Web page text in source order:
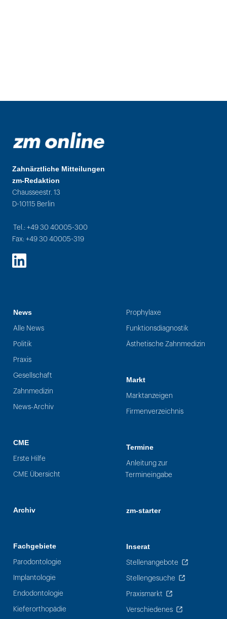
Zahnärztliche Mitteilungen
zm-Redaktion
Chausseestr. 13
D-10115 Berlin
Tel.: +49 30 40005-300
Fax: +49 30 40005-319
LinkedIn
News
Alle News
Politik
Praxis
Gesellschaft
Zahnmedizin
News-Archiv
CME
Erste Hilfe
CME Übersicht
Archiv
Fachgebiete
Parodontologie
Implantologie
Endodontologie
Kieferorthopädie
Prophylaxe
Funktionsdiagnostik
Ästhetische Zahnmedizin
Markt
Marktanzeigen
Firmenverzeichnis
Termine
Anleitung zur
Termineingabe
zm-starter
Inserat
Stellenangebote
Stellengesuche
Praxismarkt
Verschiedenes